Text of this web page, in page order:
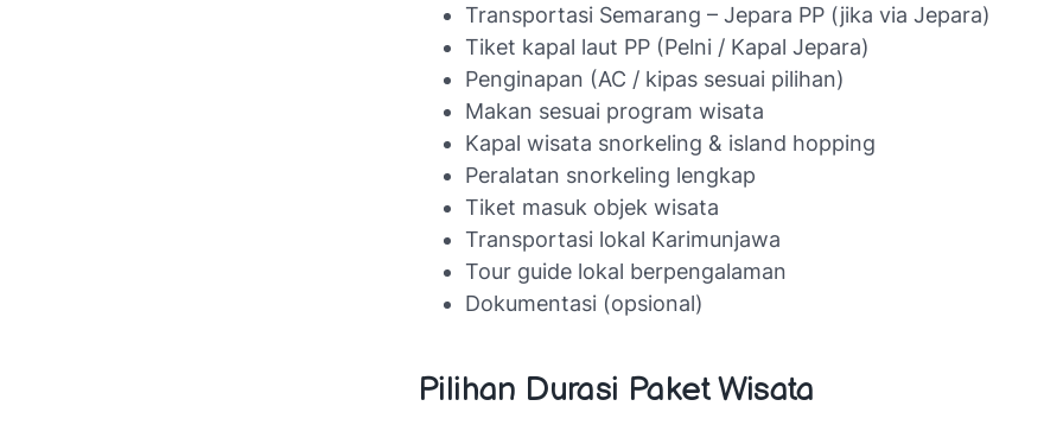
Transportasi Semarang – Jepara PP (jika via Jepara)
Tiket kapal laut PP (Pelni / Kapal Jepara)
Penginapan (AC / kipas sesuai pilihan)
Makan sesuai program wisata
Kapal wisata snorkeling & island hopping
Peralatan snorkeling lengkap
Tiket masuk objek wisata
Transportasi lokal Karimunjawa
Tour guide lokal berpengalaman
Dokumentasi (opsional)
Pilihan Durasi Paket Wisata